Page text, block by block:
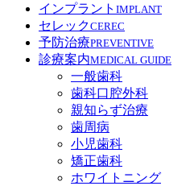
インプラント IMPLANT
セレックCEREC
予防治療PREVENTIVE
診療案内MEDICAL GUIDE
一般歯科
歯科口腔外科
親知らず治療
歯周病
小児歯科
矯正歯科
ホワイトニング